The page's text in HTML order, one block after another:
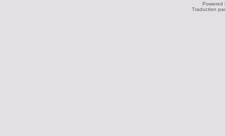
Powered
Traduction